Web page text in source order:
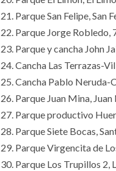
21. Parque San Felipe, San
22. Parque Jorge Robledo,
23. Parque y cancha John
24. Cancha Las Terrazas-
25. Cancha Pablo Neruda-
26. Parque Juan Mina, Juan
27. Parque productivo
28. Parque Siete Bocas,
29. Parque Virgencita de
30. Parque Los Trupillos 2,